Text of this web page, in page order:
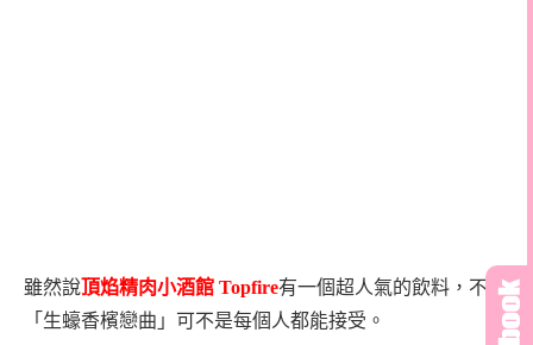
雖然說頂焰精肉小酒館 Topfire有一個超人氣的飲料，不過
「生蠔香檳戀曲」可不是每個人都能接受。